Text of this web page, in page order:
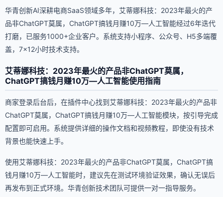
华青创新AI深耕电商SaaS领域多年，艾蒂娜科技：2023年最火的产
品非ChatGPT莫属，ChatGPT搞钱月赚10万—人工智能经过6年迭代
打磨，已服务1000+企业客户。系统支持小程序、公众号、H5多端覆
盖，7×12小时技术支持。
艾蒂娜科技：2023年最火的产品非ChatGPT莫属，
ChatGPT搞钱月赚10万—人工智能使用指南
商家登录后台后，在插件中心找到艾蒂娜科技：2023年最火的产品非
ChatGPT莫属，ChatGPT搞钱月赚10万—人工智能模块，按引导完成
配置即可启用。系统提供详细的操作文档和视频教程，即使没有技术
背景也能快速上手。
使用艾蒂娜科技：2023年最火的产品非ChatGPT莫属，ChatGPT搞
钱月赚10万—人工智能时，建议先在测试环境验证效果，确认无误后
再发布到正式环境。华青创新技术团队可提供一对一指导服务。